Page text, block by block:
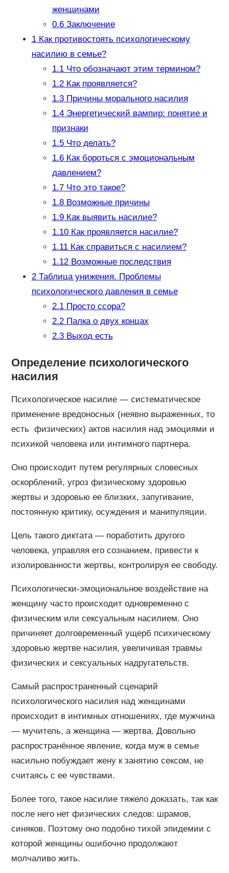
женщинами
0.6Заключение
1Как противостоять психологическому
насилию в семье?
1.1Что обозначают этим термином?
1.2Как проявляется?
1.3Причины морального насилия
1.4Энергетический вампир: понятие и
признаки
1.5Что делать?
1.6Как бороться с эмоциональным
давлением?
1.7Что это такое?
1.8Возможные причины
1.9Как выявить насилие?
1.10Как проявляется насилие?
1.11Как справиться с насилием?
1.12Возможные последствия
2Таблица унижения. Проблемы
психологического давления в семье
2.1Просто ссора?
2.2Палка о двух концах
2.3Выход есть
Определение психологического
насилия
Психологическое насилие — систематическое
применение вредоносных (неявно выраженных, то
есть физических) актов насилия над эмоциями и
психикой человека или интимного партнера.
Оно происходит путем регулярных словесных
оскорблений, угроз физическому здоровью
жертвы и здоровью ее близких, запугивание,
постоянную критику, осуждения и манипуляции.
Цель такого диктата — поработить другого
человека, управляя его сознанием, привести к
изолированности жертвы, контролируя ее свободу.
Психологически-эмоциональное воздействие на
женщину часто происходит одновременно с
физическим или сексуальным насилием. Оно
причиняет долговременный ущерб психическому
здоровью жертве насилия, увеличивая травмы
физических и сексуальных надругательств.
Самый распространенный сценарий
психологического насилия над женщинами
происходит в интимных отношениях, где мужчина
— мучитель, а женщина — жертва. Довольно
распространённое явление, когда муж в семье
насильно побуждает жену к занятию сексом, не
считаясь с ее чувствами.
Более того, такое насилие тяжело доказать, так как
после него нет физических следов: шрамов,
синяков. Поэтому оно подобно тихой эпидемии с
которой женщины ошибочно продолжают
молчаливо жить.